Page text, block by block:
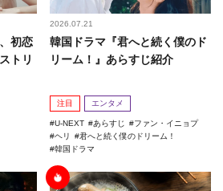
初恋
トリ
2026.07.21
韓国ドラマ『君へと続く僕のド
リーム！』あらすじ紹介
注目 エンタメ
U-NEXT あらすじ
ファン・イニョプ
ヘリ
君へと続く僕のドリーム！
韓国ドラマ